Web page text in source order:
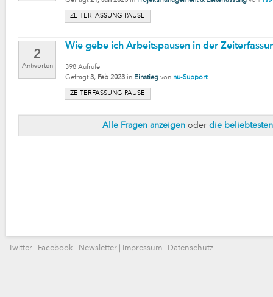
ZEITERFASSUNG PAUSE
2
Antworten
Wie gebe ich Arbeitspausen in der
398 Aufrufe
Gefragt 3, Feb 2023 in Einstieg von nu-Support
ZEITERFASSUNG PAUSE
Alle Fragen anzeigen oder die beliebtesten
Twitter Facebook Newsletter Impressum Datenschutz